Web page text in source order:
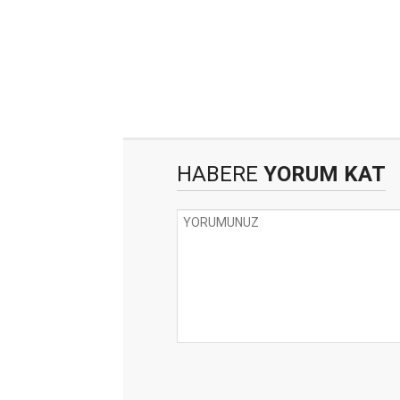
HABERE YORUM KAT